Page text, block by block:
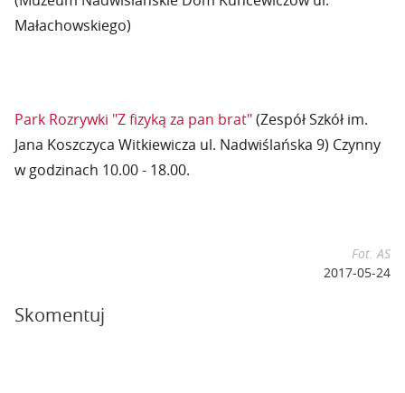
Małachowskiego)
Park Rozrywki "Z fizyką za pan brat"(Zespół Szkół im.
Jana Koszczyca Witkiewicza ul. Nadwiślańska 9) Czynny
w godzinach 10.00 - 18.00.
Fot. AS
2017-05-24
Skomentuj